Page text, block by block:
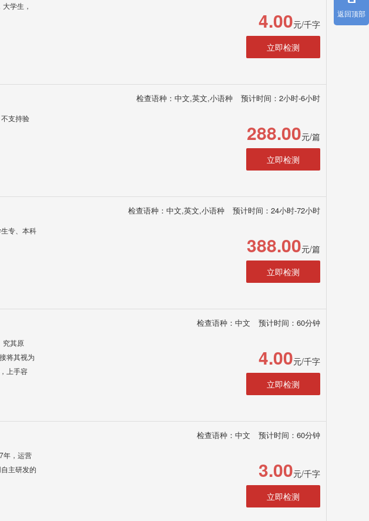
学生，
4.00元/千字
立即检测
检查语种：中文,英文,小语种 预计时间：2小时-6小时
支持验
288.00元/篇
立即检测
检查语种：中文,英文,小语种 预计时间：24小时-72小时
专、本科
388.00元/篇
立即检测
检查语种：中文 预计时间：60分钟
究其原
将其视为
上手容
4.00元/千字
立即检测
检查语种：中文 预计时间：60分钟
年，运营
主研发的
3.00元/千字
立即检测
返回顶部